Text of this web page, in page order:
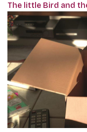
The little Bird and